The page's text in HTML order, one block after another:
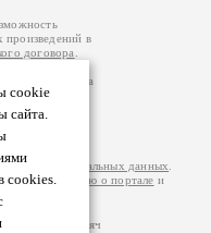
cookie
сайта.
cookies.
произведений в
договора
авторам
возможна
можете
за
на
персональных данных
информацию о портале и
100 тысяч